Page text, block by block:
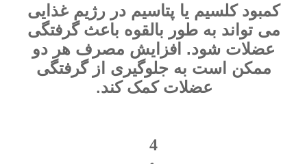
کمبود کلسیم یا پتاسیم در رژیم غذایی
می تواند به طور بالقوه باعث گرفتگی
عضلات شود. افزایش مصرف هر دو
ممکن است به جلوگیری از گرفتگی
عضلات کمک کند.
4